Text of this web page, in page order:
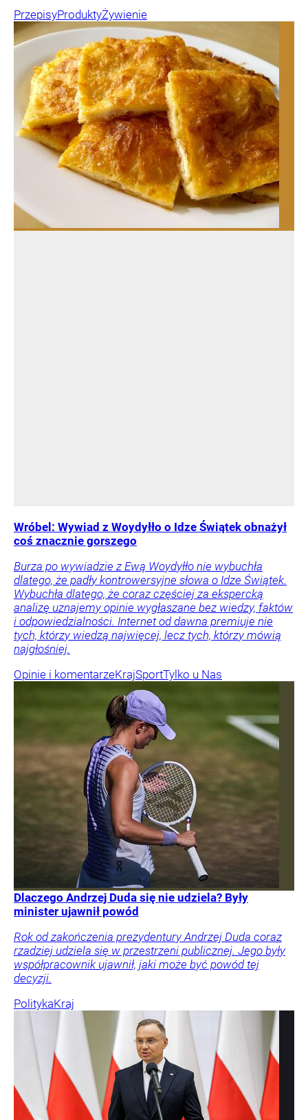
PrzepisyProduktyŻywienie
Wróbel: Wywiad z Woydyłło o Idze Świątek obnażył
coś znacznie gorszego
Burza po wywiadzie z Ewą Woydyłło nie wybuchła
dlatego, że padły kontrowersyjne słowa o Idze Świątek.
Wybuchła dlatego, że coraz częściej za ekspercką
analizę uznajemy opinie wygłaszane bez wiedzy, faktów
i odpowiedzialności. Internet od dawna premiuje nie
tych, którzy wiedzą najwięcej, lecz tych, którzy mówią
najgłośniej.
Opinie i komentarzeKrajSportTylko u Nas
Dlaczego Andrzej Duda się nie udziela? Były
minister ujawnił powód
Rok od zakończenia prezydentury Andrzej Duda coraz
rzadziej udziela się w przestrzeni publicznej. Jego były
współpracownik ujawnił, jaki może być powód tej
decyzji.
PolitykaKraj